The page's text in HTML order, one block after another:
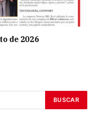
de 2026